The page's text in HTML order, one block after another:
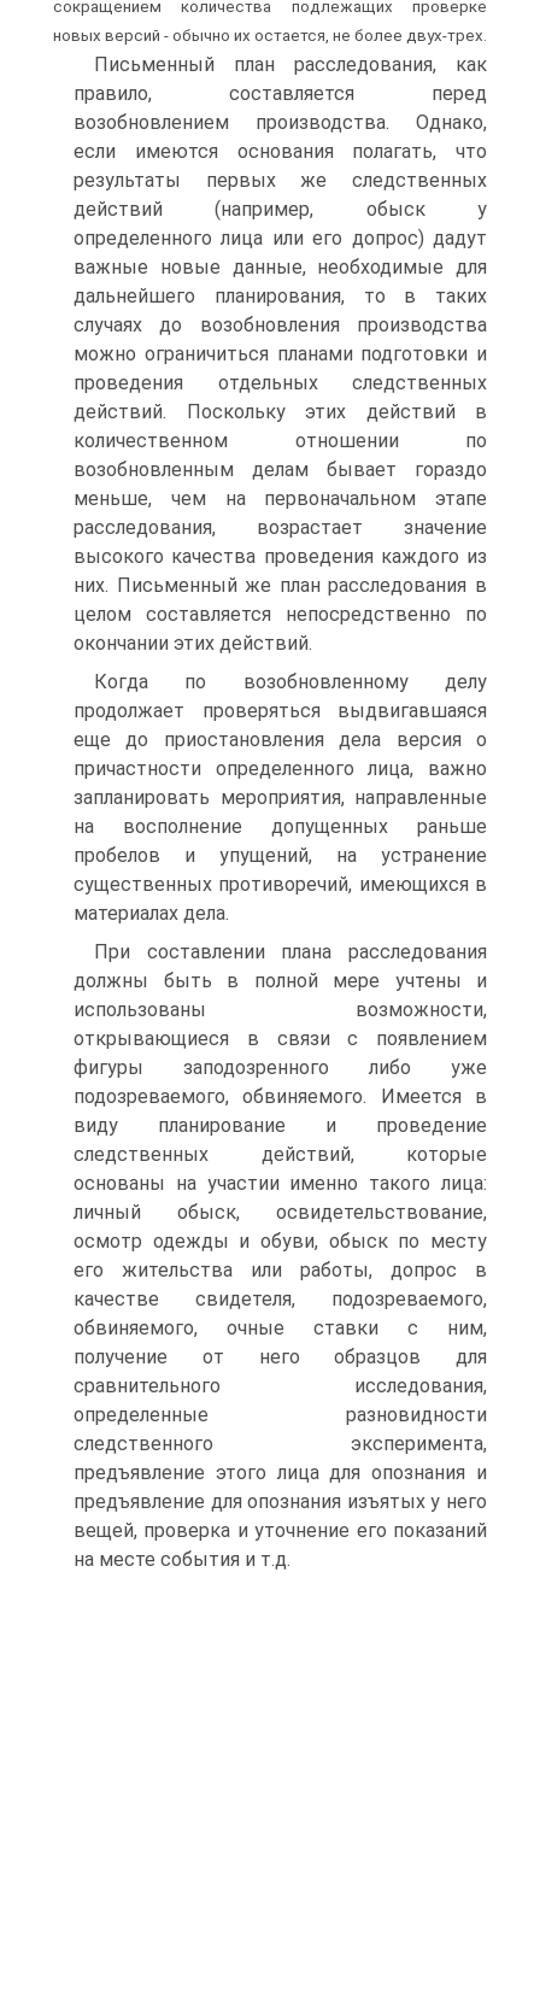
сокращением количества подлежащих проверке
новых версий - обычно их остается, не более двух-трех.
Письменный план расследования, как
правило, составляется перед
возобновлением производства. Однако,
если имеются основания полагать, что
результаты первых же следственных
действий (например, обыск у
определенного лица или его допрос) дадут
важные новые данные, необходимые для
дальнейшего планирования, то в таких
случаях до возобновления производства
можно ограничиться планами подготовки и
проведения отдельных следственных
действий. Поскольку этих действий в
количественном отношении по
возобновленным делам бывает гораздо
меньше, чем на первоначальном этапе
расследования, возрастает значение
высокого качества проведения каждого из
них. Письменный же план расследования в
целом составляется непосредственно по
окончании этих действий.
Когда по возобновленному делу
продолжает проверяться выдвигавшаяся
еще до приостановления дела версия о
причастности определенного лица, важно
запланировать мероприятия, направленные
на восполнение допущенных раньше
пробелов и упущений, на устранение
существенных противоречий, имеющихся в
материалах дела.
При составлении плана расследования
должны быть в полной мере учтены и
использованы возможности,
открывающиеся в связи с появлением
фигуры заподозренного либо уже
подозреваемого, обвиняемого. Имеется в
виду планирование и проведение
следственных действий, которые
основаны на участии именно такого лица:
личный обыск, освидетельствование,
осмотр одежды и обуви, обыск по месту
его жительства или работы, допрос в
качестве свидетеля, подозреваемого,
обвиняемого, очные ставки с ним,
получение от него образцов для
сравнительного исследования,
определенные разновидности
следственного эксперимента,
предъявление этого лица для опознания и
предъявление для опознания изъятых у него
вещей, проверка и уточнение его показаний
на месте события и т.д.